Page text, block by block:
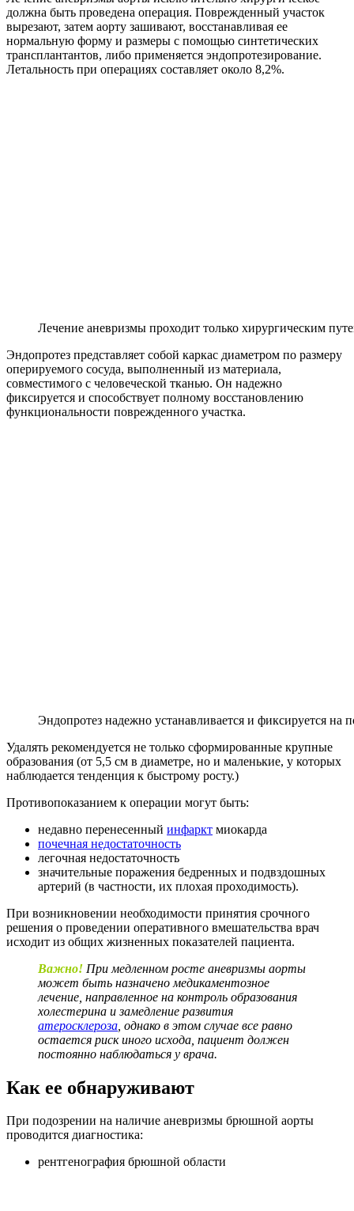
должна быть проведена операция. Поврежденный участок
вырезают, затем аорту зашивают, восстанавливая ее
нормальную форму и размеры с помощью синтетических
трансплантантов, либо применяется эндопротезирование.
Летальность при операциях составляет около 8,2%.
Лечение аневризмы проходит только хирургическим
Эндопротез представляет собой каркас диаметром по размеру
оперируемого сосуда, выполненный из материала,
совместимого с человеческой тканью. Он надежно
фиксируется и способствует полному восстановлению
функциональности поврежденного участка.
Эндопротез надежно устанавливается и фиксируется на
Удалять рекомендуется не только сформированные крупные
образования (от 5,5 см в диаметре, но и маленькие, у которых
наблюдается тенденция к быстрому росту.)
Противопоказанием к операции могут быть:
недавно перенесенный инфаркт миокарда
почечная недостаточность
легочная недостаточность
значительные поражения бедренных и подвздошных
артерий (в частности, их плохая проходимость).
При возникновении необходимости принятия срочного
решения о проведении оперативного вмешательства врач
исходит из общих жизненных показателей пациента.
Важно! При медленном росте аневризмы аорты
может быть назначено медикаментозное
лечение, направленное на контроль образования
холестерина и замедление развития
атеросклероза , однако в этом случае все равно
остается риск иного исхода, пациент должен
постоянно наблюдаться у врача.
Как ее обнаруживают
При подозрении на наличие аневризмы брюшной аорты
проводится диагностика:
рентгенография брюшной области